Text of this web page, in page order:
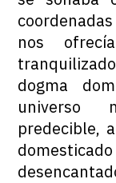
nos
dogma
universo
predecible,